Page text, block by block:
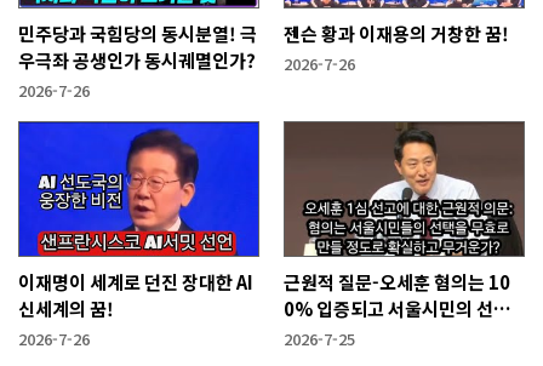
민주당과 국힘당의 동시분열! 극
우극좌 공생인가 동시궤멸인가?
2026-7-26
젠슨 황과 이재용의 거창한 꿈!
2026-7-26
이재명이 세계로 던진 장대한 AI
신세계의 꿈!
2026-7-26
근원적 질문-오세훈 혐의는 10
0% 입증되고 서울시민의 선택
을 무효화시킬 만큼 무겁나?
2026-7-25